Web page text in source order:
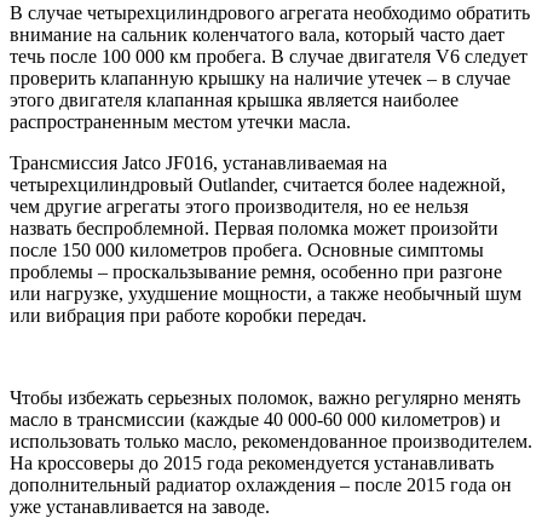
В случае четырехцилиндрового агрегата необходимо обратить
внимание на сальник коленчатого вала, который часто дает
течь после 100 000 км пробега. В случае двигателя V6 следует
проверить клапанную крышку на наличие утечек – в случае
этого двигателя клапанная крышка является наиболее
распространенным местом утечки масла.
Трансмиссия Jatco JF016, устанавливаемая на
четырехцилиндровый Outlander, считается более надежной,
чем другие агрегаты этого производителя, но ее нельзя
назвать беспроблемной. Первая поломка может произойти
после 150 000 километров пробега. Основные симптомы
проблемы – проскальзывание ремня, особенно при разгоне
или нагрузке, ухудшение мощности, а также необычный шум
или вибрация при работе коробки передач.
Чтобы избежать серьезных поломок, важно регулярно менять
масло в трансмиссии (каждые 40 000-60 000 километров) и
использовать только масло, рекомендованное производителем.
На кроссоверы до 2015 года рекомендуется устанавливать
дополнительный радиатор охлаждения – после 2015 года он
уже устанавливается на заводе.